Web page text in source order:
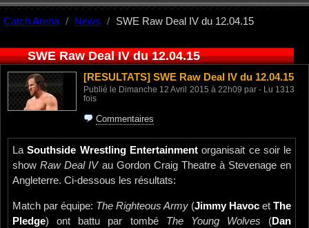
Catch Arena News SWE Raw Deal IV du 12.04.15
SWE Raw Deal IV du 12.04.15
[RESULTATS] SWE Raw Deal IV du 12.04.15
Publié le Dimanche 12 Avril 2015 à 22h09 par - Lu 1313
fois
Commentaires
LaSouthside Wrestling Entertainment organisait ce soir le
showRaw Deal IVau Gordon Craig Theatre à Stevenage en
Angleterre. Ci-dessous les résultats:
Match par équipe: The Righteous Army (Jimmy Havoc etThe
Pledge) ont battu par tombé The Young Wolves (Dan